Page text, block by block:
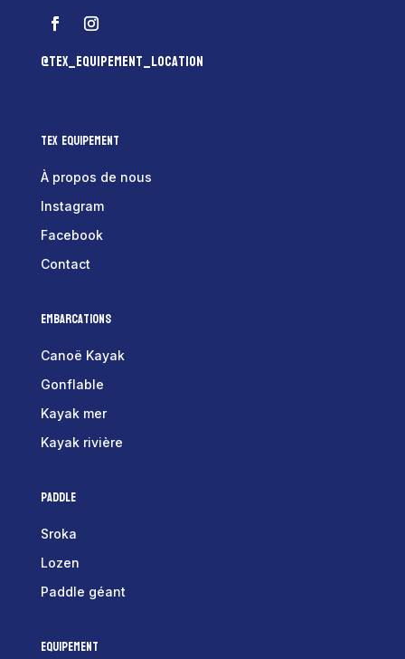
@tex_equipement_location
Tex Equipement
À propos de nous
Instagram
Facebook
Contact
Embarcations
Canoë Kayak
Gonflable
Kayak mer
Kayak rivière
Paddle
Sroka
Lozen
Paddle géant
Equipement